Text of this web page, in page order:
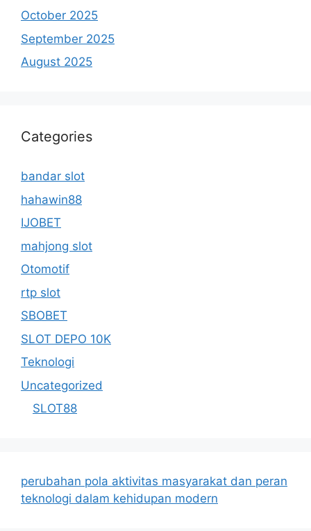
October 2025
September 2025
August 2025
Categories
bandar slot
hahawin88
IJOBET
mahjong slot
Otomotif
rtp slot
SBOBET
SLOT DEPO 10K
Teknologi
Uncategorized
SLOT88
perubahan pola aktivitas masyarakat dan peran
teknologi dalam kehidupan modern